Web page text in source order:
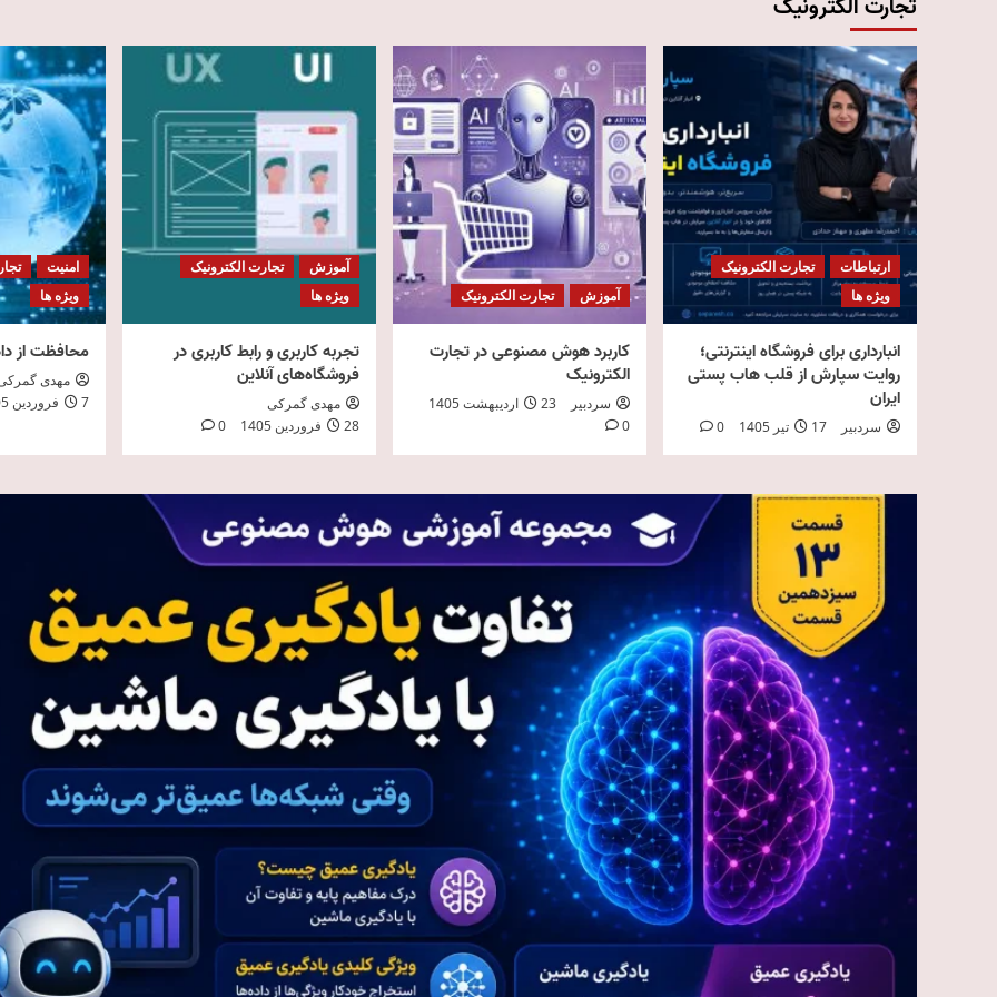
تجارت الکترونیک
ارتباطات
تجارت الکترونیک
ویژه ها
انبارداری برای فروشگاه اینترنتی؛
روایت سپارش از قلب هاب پستی
ایران
سردبیر 17 تیر 1405 0
آموزش تجارت الکترونیک
کاربرد هوش مصنوعی در تجارت
الکترونیک
سردبیر
23 اردیبهشت 1405
0
آموزش
تجارت الکترونیک
ویژه ها
تجربه کاربری و رابط کاربری در
فروشگاه‌های آنلاین
مهدی گمرکی
28 فروردین 1405
0
امنیت
ویژه ها
محافظت از
مهدی
7 فروردین 1405